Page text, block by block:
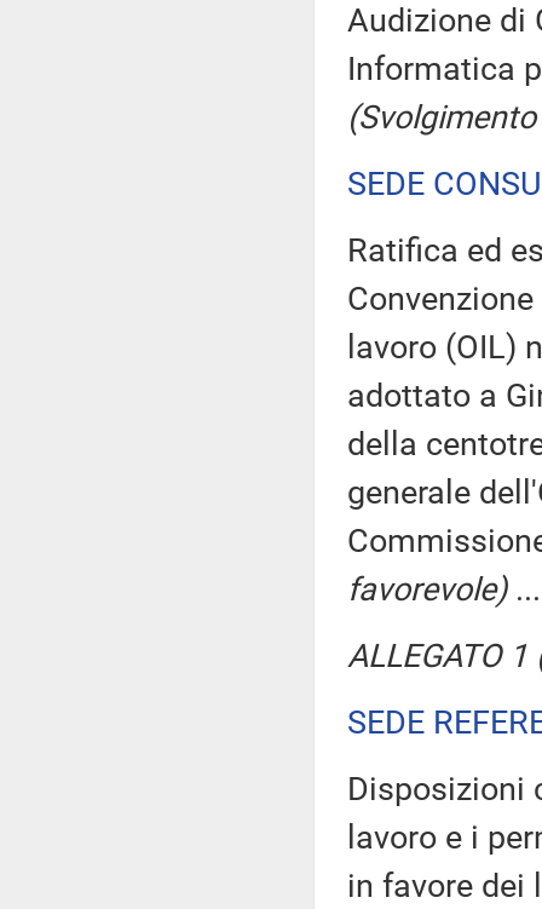
Audizione di
Informatica
SEDE
Ratifica ed
lavoro (OIL)
adottato a
della
generale
favorevole)
ALLEGATO
SEDE
Disposizioni
lavoro e i
in favore dei